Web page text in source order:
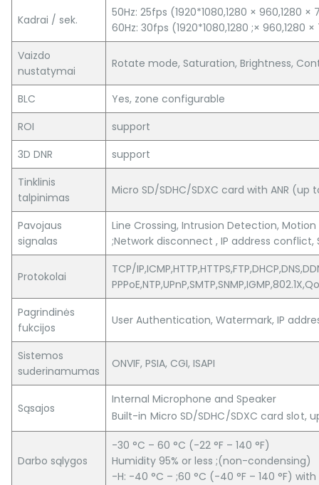
Kadrai / sek.
50Hz: 25fps (1920*1080,1280 × 960,1280 ×
60Hz: 30fps (1920*1080,1280 ;× 960,1280
Vaizdo
nustatymai
Rotate mode, Saturation, Brightness,
BLC
Yes, zone configurable
ROI
support
3D DNR
support
Tinklinis
talpinimas
Micro SD/SDHC/SDXC card with ANR (up
Pavojaus
signalas
Line Crossing, Intrusion Detection,
;Network disconnect , IP address
Protokolai
TCP/
Pagrindinės
fukcijos
User Authentication, Watermark, IP
Sistemos
suderinamumas
ONVIF, PSIA, CGI, ISAPI
Sąsajos
Internal Microphone and Speaker
Built-in Micro SD/SDHC/SDXC card slot,
Darbo sąlygos
-30 °C – 60 °C (-22 °F – 140 °F)
Humidity 95% or less ;(non-condensing)
-H: -40 °C – ;60 °C (-40 °F – 140 °F)